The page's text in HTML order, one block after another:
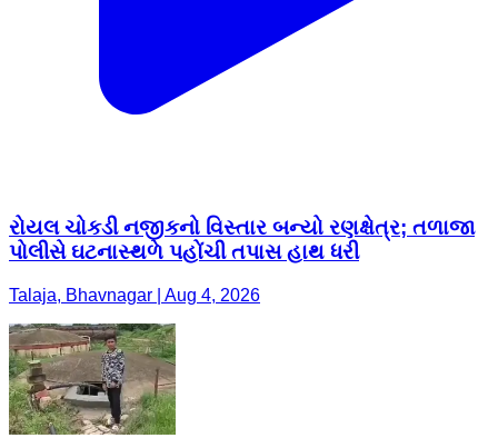
રોયલ ચોકડી નજીકનો વિસ્તાર બન્યો રણક્ષેત્ર; તળાજા
પોલીસે ઘટનાસ્થળે પહોંચી તપાસ હાથ ધરી
Talaja, Bhavnagar | Aug 4, 2026